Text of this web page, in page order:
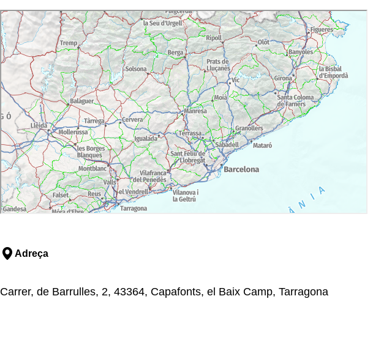
Adreça
Carrer, de Barrulles, 2, 43364, Capafonts, el Baix Camp, Tarragona